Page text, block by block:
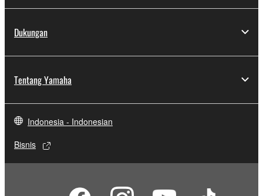
Dukungan
Tentang Yamaha
Indonesia - Indonesian
Bisnis